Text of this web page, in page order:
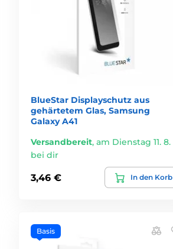
BlueStar Displayschutz aus
gehärtetem Glas, Samsung
Galaxy A41
Versandbereit, am Dienstag 11. 8.
bei dir
3,46 € In den Korb
Basis